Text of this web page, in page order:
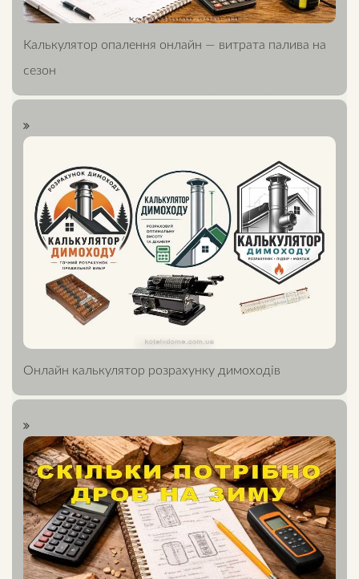
Калькулятор опалення онлайн — витрата палива на
сезон
Онлайн калькулятор розрахунку димоходів